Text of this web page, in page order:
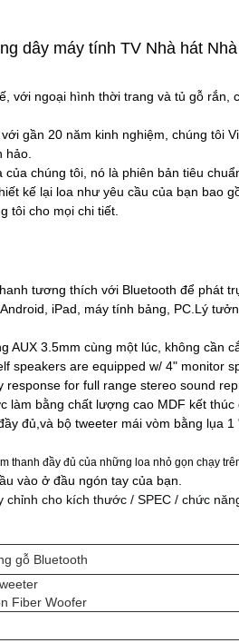
dây máy tính TV Nhà hát
với ngoại hình thời trang và tủ gỗ rắn,
gần 20 năm kinh nghiệm, chúng tôi
hảo.
chúng tôi, nó là phiên bản tiêu
kế lại loa như yêu cầu của bạn bao
tôi cho mọi chi tiết.
tương thích với Bluetooth để phát
iPad, máy tính bảng, PC.Lý
AUX 3.5mm cùng một lúc, không cần
speakers are equipped w/ 4" monitor
for full range stereo sound
làm bằng chất lượng cao MDF kết
đủ,và bộ tweeter mái vòm bằng lụa
thanh đầy đủ của những loa nhỏ gọn chạy
vào ở đầu ngón tay của bạn.
cho kích thước / SPEC / chức
gỗ Bluetooth
Fiber Woofer